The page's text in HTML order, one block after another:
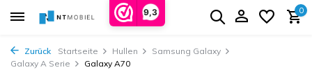
9,3 0
Zurück Startseite Hullen
Samsung Galaxy
Galaxy A Serie
Galaxy A70